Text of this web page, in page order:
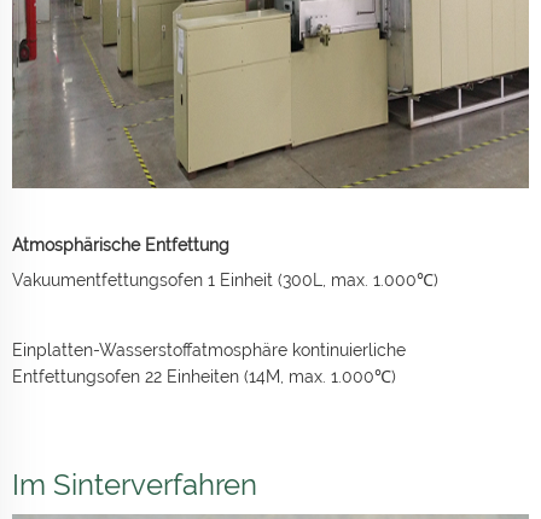
Atmosphärische Entfettung
Vakuumentfettungsofen 1 Einheit (300L, max. 1.000℃)
Einplatten-Wasserstoffatmosphäre kontinuierliche
Entfettungsofen 22 Einheiten (14M, max. 1.000℃)
Im Sinterverfahren